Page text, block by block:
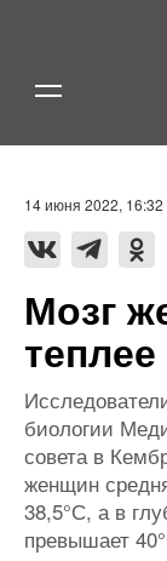
14 июня 2022, 16:32
Мозг
биологии
совета в
женщин
38,5°С, а в
превышает